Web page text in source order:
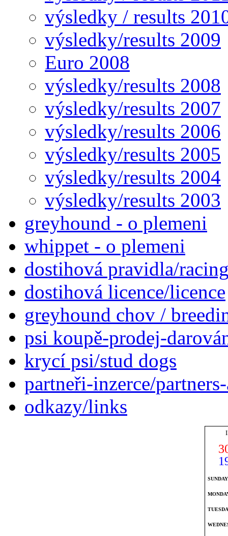
výsledky / results
výsledky/results 2009
Euro 2008
výsledky/results 2008
výsledky/results 2007
výsledky/results 2006
výsledky/results 2005
výsledky/results 2004
výsledky/results 2003
greyhound - o plemeni
whippet - o plemeni
dostihová pravidla/
dostihová licence/licence
greyhound chov /
psi koupě-prodej-
krycí psi/stud dogs
partneři-inzerce/
odkazy/links